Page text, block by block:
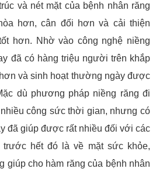
và nét mặt của bệnh nhân răng
hơn, cân đối hơn và cải thiện
hơn. Nhờ vào công nghệ niềng
đã có hàng triệu người trên khắp
và sinh hoạt thường ngày được
dù phương pháp niềng răng đi
công sức thời gian, nhưng có
đã giúp được rất nhiều đối với các
trước hết đó là về mặt sức khỏe,
giúp cho hàm răng của bệnh nhân